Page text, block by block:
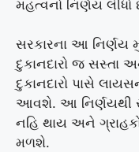
મહત્વનો નિર્ણય લીધો
સરકારના આ નિર્ણય
દુકાનદારો જ સસ્તા
દુકાનદારો પાસે
આવશે. આ નિર્ણયથી
નહિ થાય અને
મળશે.